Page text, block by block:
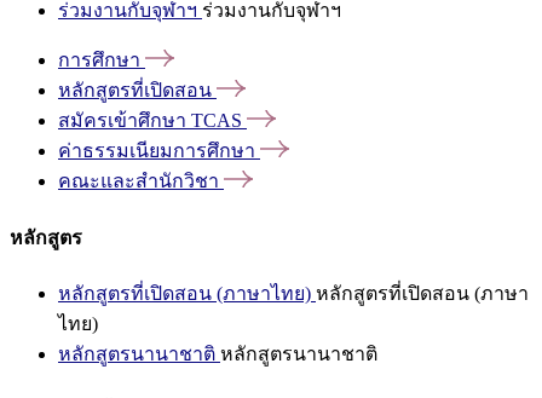
ร่วมงานกับจุฬาฯ ร่วมงานกับจุฬาฯ
การศึกษา
หลักสูตรที่เปิดสอน
สมัครเข้าศึกษา TCAS
ค่าธรรมเนียมการศึกษา
คณะและสำนักวิชา
หลักสูตร
หลักสูตรที่เปิดสอน (ภาษาไทย) หลักสูตรที่เปิดสอน (ภาษา
ไทย)
หลักสูตรนานาชาติ หลักสูตรนานาชาติ